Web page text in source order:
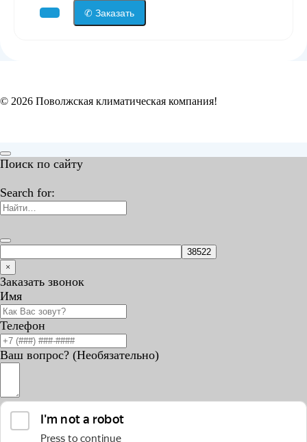
✆ Заказать
© 2026 Поволжская климатическая компания!
Поиск по сайту
Search for:
×
Заказать звонок
Имя
Телефон
Ваш вопрос? (Необязательно)